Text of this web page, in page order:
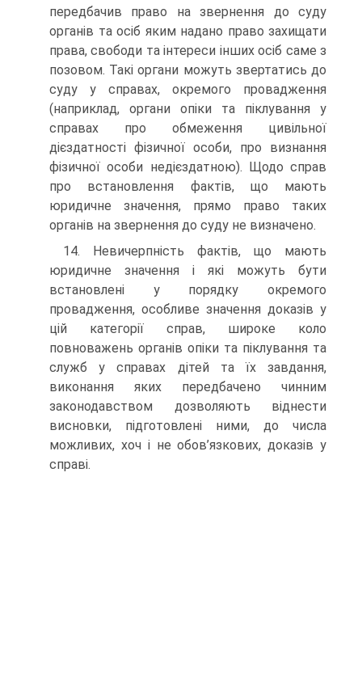
передбачив право на звернення до суду
органів та осіб яким надано право захищати
права, свободи та інтереси інших осіб саме з
позовом. Такі органи можуть звертатись до
суду у справах, окремого провадження
(наприклад, органи опіки та піклування у
справах про обмеження цивільної
дієздатності фізичної особи, про визнання
фізичної особи недієздатною). Щодо справ
про встановлення фактів, що мають
юридичне значення, прямо право таких
органів на звернення до суду не визначено.
14. Невичерпність фактів, що мають
юридичне значення і які можуть бути
встановлені у порядку окремого
провадження, особливе значення доказів у
цій категорії справ, широке коло
повноважень органів опіки та піклування та
служб у справах дітей та їх завдання,
виконання яких передбачено чинним
законодавством дозволяють віднести
висновки, підготовлені ними, до числа
можливих, хоч і не обов’язкових, доказів у
справі.